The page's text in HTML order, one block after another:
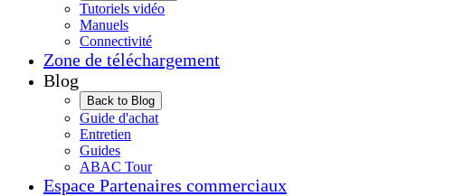
Tutoriels vidéo
Manuels
Connectivité
Zone de téléchargement
Blog
Back to Blog
Guide d'achat
Entretien
Guides
ABAC Tour
Espace Partenaires commerciaux